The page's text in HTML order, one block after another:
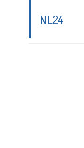
NL24